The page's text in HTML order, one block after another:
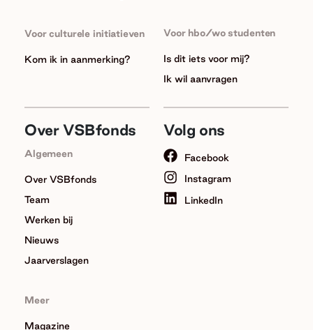
Voor culturele initiatieven
Kom ik in aanmerking?
Voor hbo/wo studenten
Is dit iets voor mij?
Ik wil aanvragen
Over VSBfonds
Algemeen
Over VSBfonds
Team
Werken bij
Nieuws
Jaarverslagen
Meer
Magazine
Volg ons
Facebook
Instagram
LinkedIn